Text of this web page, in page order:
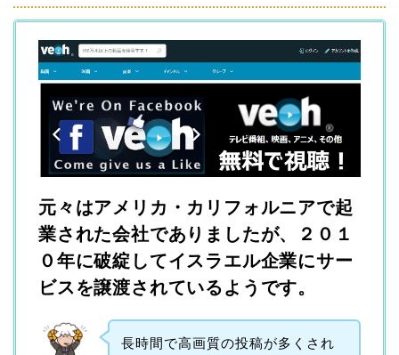
元々はアメリカ・カリフォルニアで起
業された会社でありましたが、２０１
０年に破綻してイスラエル企業にサー
ビスを譲渡されているようです。
長時間で高画質の投稿が多くされ